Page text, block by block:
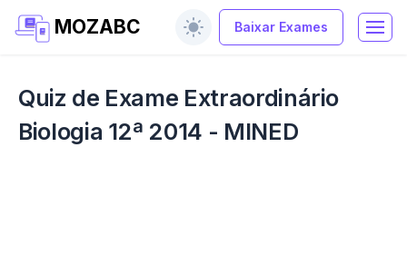
MOZABC Baixar Exames
Quiz de Exame Extraordinário
Biologia 12ª 2014 - MINED